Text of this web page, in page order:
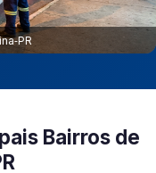
Bairros de